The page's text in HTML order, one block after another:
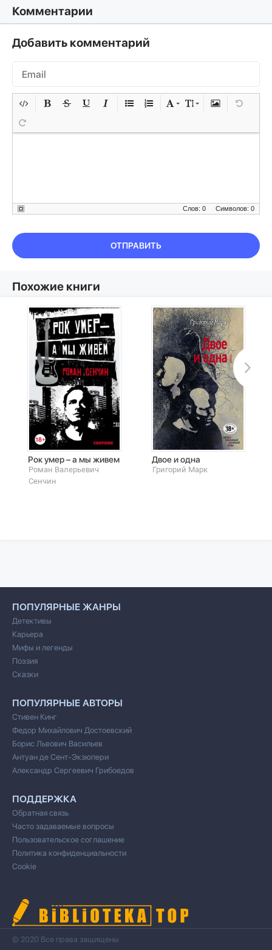
Комментарии
Добавить комментарий
Символов: 0
Слов: 0
ОТПРАВИТЬ
Похожие книги
Рок умер – а мы живем
Роман Валерьевич
Сенчин
Двое и одна
Григорий Марк
ПОПУЛЯРНЫЕ ЖАНРЫ
Детективы
Карьера
Мифы и легенды
Поэзия
Сказки
ПОПУЛЯРНЫЕ АВТОРЫ
Стивен Кинг
Федор Михайлович Достоевский
Борис Львович Васильев
Антуан де Сент-Экзюпери
Александр Сергеевич Грибоедов
ПОДДЕРЖКА
Обратная связь
Часто задаваемые вопросы
Пользовательское соглашение
Политика конфиденциальности
Cookie
© 2020 Все права защищены